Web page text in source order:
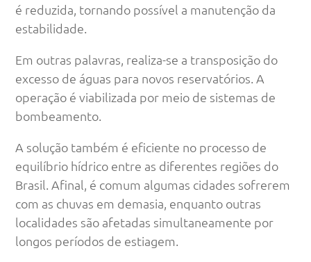
é reduzida, tornando possível a manutenção da
estabilidade.
Em outras palavras, realiza-se a transposição do
excesso de águas para novos reservatórios. A
operação é viabilizada por meio de sistemas de
bombeamento.
A solução também é eficiente no processo de
equilíbrio hídrico entre as diferentes regiões do
Brasil. Afinal, é comum algumas cidades sofrerem
com as chuvas em demasia, enquanto outras
localidades são afetadas simultaneamente por
longos períodos de estiagem.